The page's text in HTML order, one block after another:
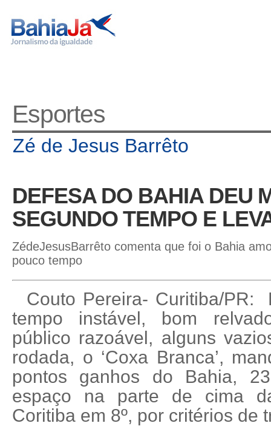
Esportes
Zé de Jesus Barrêto
DEFESA DO BAHIA DEU
SEGUNDO TEMPO E
ZédeJesusBarrêto comenta que foi o Bahia
pouco tempo
Couto Pereira- Curitiba/PR:
tempo instável, bom
público razoável, alguns
rodada, o ‘Coxa Branca’,
pontos ganhos do Bahia,
espaço na parte de cima
Coritiba em 8º, por critérios de